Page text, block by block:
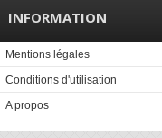
INFORMATION
Mentions légales
Conditions d'utilisation
A propos